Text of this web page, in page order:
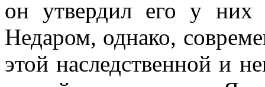
он утвердил его у них
Недаром, однако,
этой наследственной и